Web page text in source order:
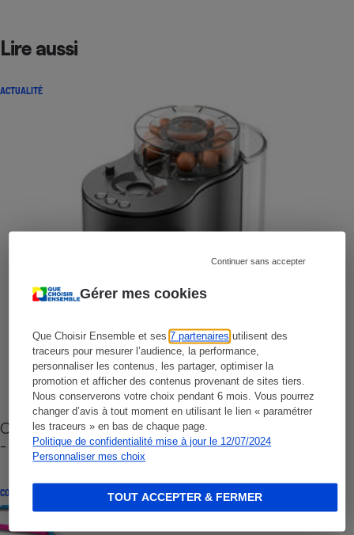
Gérer mes cookies
Que Choisir Ensemble et ses7 partenaires utilisent des
traceurs pour mesurer l’audience, la performance,
personnaliser les contenus, les partager, optimiser la
promotion et afficher des contenus provenant de sites tiers.
Nous conserverons votre choix pendant 6 mois. Vous pourrez
changer d’avis à tout moment en utilisant le lien « paramétrer
les traceurs » en bas de chaque page.
Politique de confidentialité mise à jour le 12/07/2024
Personnaliser mes choix
Continuer sans accepter
TOUT ACCEPTER & FERMER
Lire aussi
ACTUALITÉ
Cafetière à capsules zéro déchet CoffeeB (vidéo)
- Premières impressions
CONSEILS